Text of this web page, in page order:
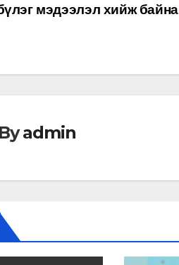
мэдээлэл хийж байна
Byadmin